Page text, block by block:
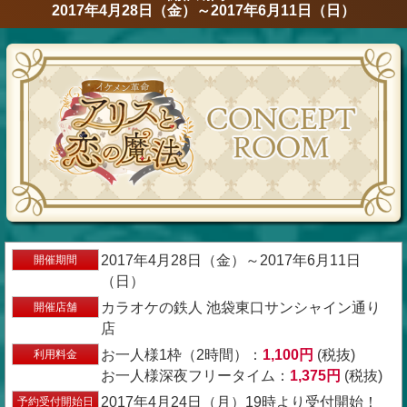
2017年4月28日（金）～2017年6月11日（日）
開催期間
2017年4月28日（金）～2017年6月11日
（日）
開催店舗
カラオケの鉄人 池袋東口サンシャイン通り
店
利用料金 お一人様1枠（2時間）： 1,100円 (税抜)
お一人様深夜フリータイム： 1,375円 (税抜)
予約受付開始日 2017年4月24日（月）19時より受付開始！